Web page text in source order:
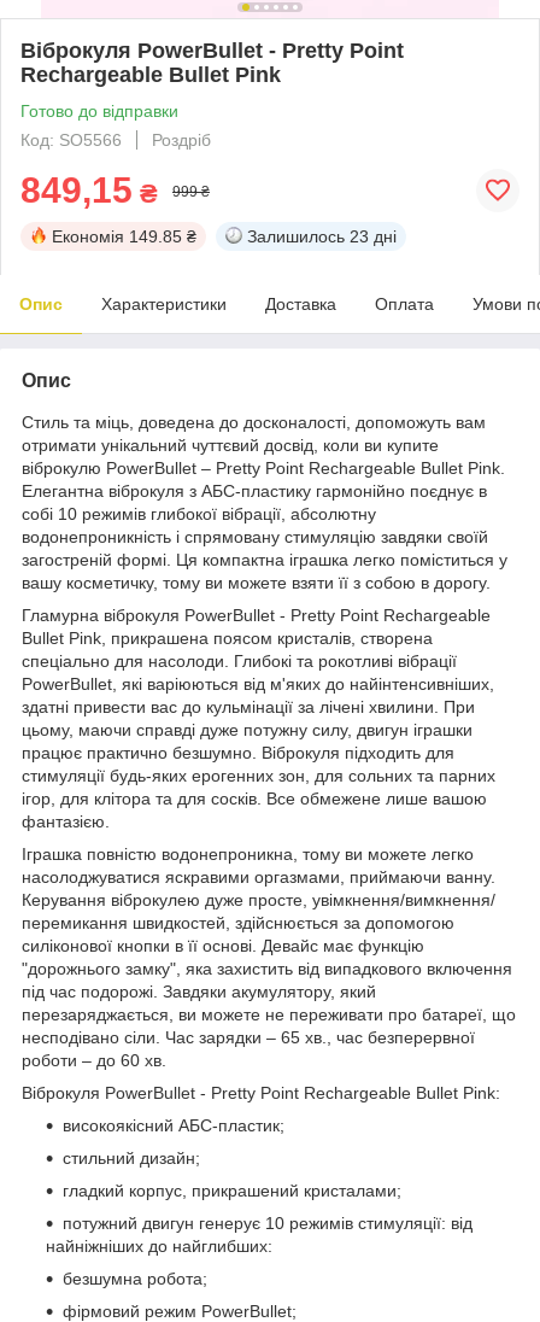
Віброкуля PowerBullet - Pretty Point
Rechargeable Bullet Pink
Готово до відправки
Код: SO5566
Роздріб
849,15 ₴ 999 ₴
Економія 149.85 ₴ Залишилось 23 дні
Опис Характеристики Доставка Оплата Умови
Опис
Стиль та міць, доведена до досконалості, допоможуть вам
отримати унікальний чуттєвий досвід, коли ви купите
віброкулю PowerBullet – Pretty Point Rechargeable Bullet Pink.
Елегантна віброкуля з АБС-пластику гармонійно поєднує в
собі 10 режимів глибокої вібрації, абсолютну
водонепроникність і спрямовану стимуляцію завдяки своїй
загостреній формі. Ця компактна іграшка легко поміститься у
вашу косметичку, тому ви можете взяти її з собою в дорогу.
Гламурна віброкуля PowerBullet - Pretty Point Rechargeable
Bullet Pink, прикрашена поясом кристалів, створена
спеціально для насолоди. Глибокі та рокотливі вібрації
PowerBullet, які варіюються від м'яких до найінтенсивніших,
здатні привести вас до кульмінації за лічені хвилини. При
цьому, маючи справді дуже потужну силу, двигун іграшки
працює практично безшумно. Віброкуля підходить для
стимуляції будь-яких ерогенних зон, для сольних та парних
ігор, для клітора та для сосків. Все обмежене лише вашою
фантазією.
Іграшка повністю водонепроникна, тому ви можете легко
насолоджуватися яскравими оргазмами, приймаючи ванну.
Керування віброкулею дуже просте, увімкнення/вимкнення/
перемикання швидкостей, здійснюється за допомогою
силіконової кнопки в її основі. Девайс має функцію
"дорожнього замку", яка захистить від випадкового включення
під час подорожі. Завдяки акумулятору, який
перезаряджається, ви можете не переживати про батареї, що
несподівано сіли. Час зарядки – 65 хв., час безперервної
роботи – до 60 хв.
Віброкуля PowerBullet - Pretty Point Rechargeable Bullet Pink:
високоякісний АБС-пластик;
стильний дизайн;
гладкий корпус, прикрашений кристалами;
потужний двигун генерує 10 режимів стимуляції: від
найніжніших до найглибших:
безшумна робота;
фірмовий режим PowerBullet;